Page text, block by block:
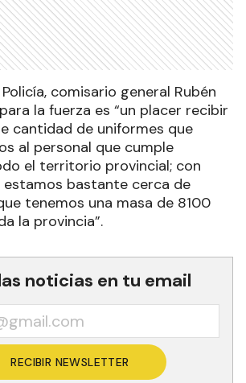
comisario general Rubén
la fuerza es “un placer recibir
cantidad de uniformes que
al personal que cumple
el territorio provincial; con
bastante cerca de
tenemos una masa de 8100
la provincia”.
noticias en tu email
RECIBIR NEWSLETTER